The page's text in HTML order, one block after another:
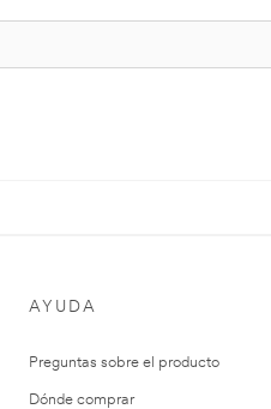
AYUDA
Preguntas sobre el producto
Dónde comprar